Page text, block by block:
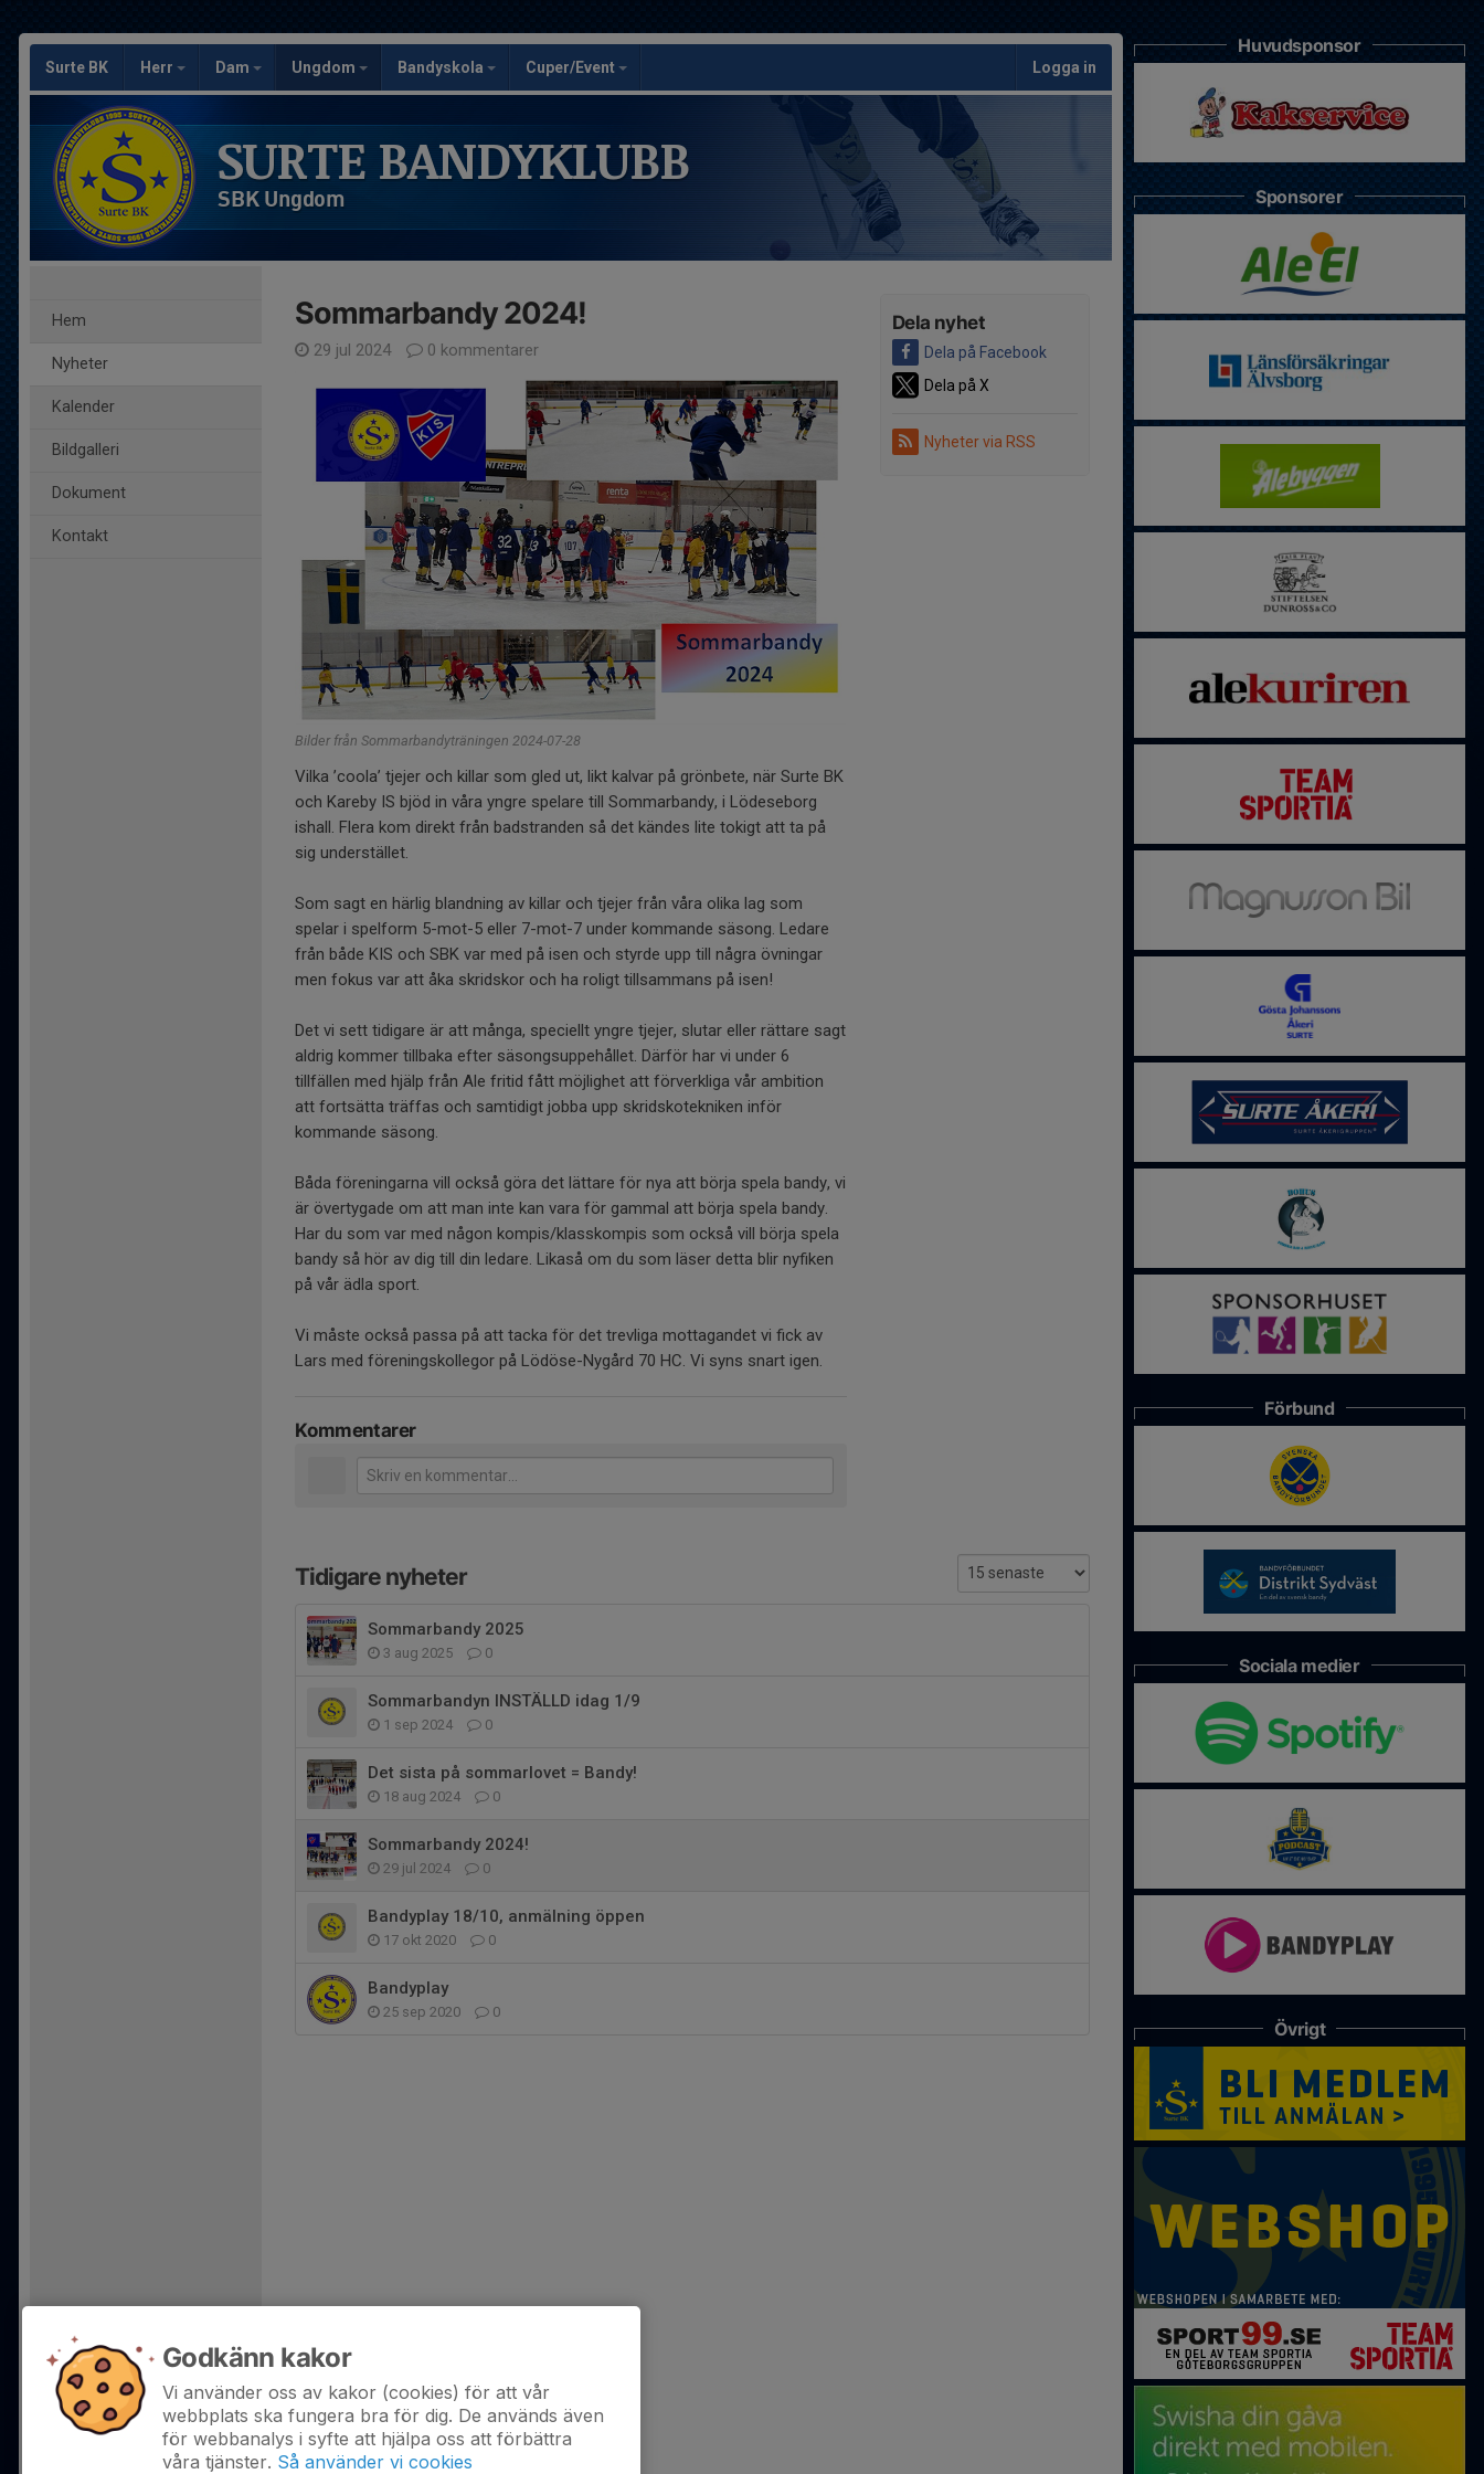
Surte BK Herr Dam Ungdom Bandyskola Cuper/Event Logga in
SURTE BANDYKLUBB
SBK Ungdom
Hem
Nyheter
Kalender
Bildgalleri
Dokument
Kontakt
Dela nyhet
Dela på Facebook
Dela på X
Nyheter via RSS
Sommarbandy 2024!
29 jul 2024 0 kommentarer
Bilder från Sommarbandyträningen 2024-07-28
Vilka ’coola’ tjejer och killar som gled ut, likt kalvar på grönbete, när Surte BK
och Kareby IS bjöd in våra yngre spelare till Sommarbandy, i Lödeseborg
ishall. Flera kom direkt från badstranden så det kändes lite tokigt att ta på
sig understället.
Som sagt en härlig blandning av killar och tjejer från våra olika lag som
spelar i spelform 5-mot-5 eller 7-mot-7 under kommande säsong. Ledare
från både KIS och SBK var med på isen och styrde upp till några övningar
men fokus var att åka skridskor och ha roligt tillsammans på isen!
Det vi sett tidigare är att många, speciellt yngre tjejer, slutar eller rättare sagt
aldrig kommer tillbaka efter säsongsuppehållet. Därför har vi under 6
tillfällen med hjälp från Ale fritid fått möjlighet att förverkliga vår ambition
att fortsätta träffas och samtidigt jobba upp skridskotekniken inför
kommande säsong.
Båda föreningarna vill också göra det lättare för nya att börja spela bandy, vi
är övertygade om att man inte kan vara för gammal att börja spela bandy.
Har du som var med någon kompis/klasskompis som också vill börja spela
bandy så hör av dig till din ledare. Likaså om du som läser detta blir nyfiken
på vår ädla sport.
Vi måste också passa på att tacka för det trevliga mottagandet vi fick av
Lars med föreningskollegor på Lödöse-Nygård 70 HC. Vi syns snart igen.
Kommentarer
Tidigare nyheter
Sommarbandy 2025
3 aug 2025 0
Sommarbandyn INSTÄLLD idag 1/9
1 sep 2024 0
Det sista på sommarlovet = Bandy!
18 aug 2024 0
Sommarbandy 2024!
29 jul 2024 0
Bandyplay 18/10, anmälning öppen
17 okt 2020 0
Bandyplay
25 sep 2020 0
Huvudsponsor
Sponsorer
Förbund
Sociala medier
Övrigt
Godkänn kakor
Vi använder oss av kakor (cookies) för att vår
webbplats ska fungera bra för dig. De används även
för webbanalys i syfte att hjälpa oss att förbättra
våra tjänster. Så använder vi cookies